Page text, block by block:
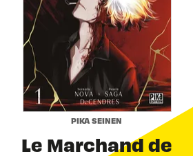
PIKA SEINEN
Le Marchand de